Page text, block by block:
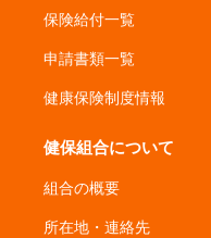
保険給付一覧
申請書類一覧
健康保険制度情報
健保組合について
組合の概要
所在地・連絡先